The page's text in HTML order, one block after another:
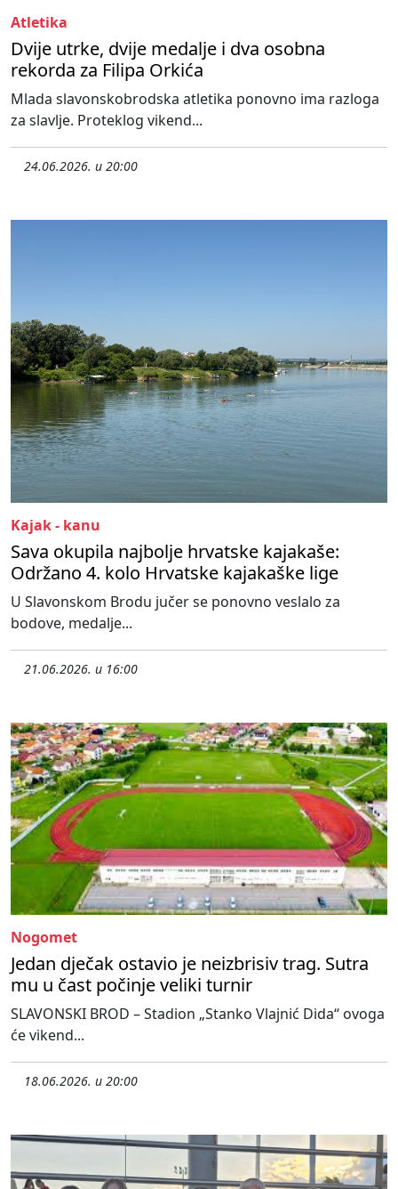
Atletika
Dvije utrke, dvije medalje i dva osobna
rekorda za Filipa Orkića
Mlada slavonskobrodska atletika ponovno ima razloga
za slavlje. Proteklog vikend...
24.06.2026. u 20:00
Kajak - kanu
Sava okupila najbolje hrvatske kajakaše:
Održano 4. kolo Hrvatske kajakaške lige
U Slavonskom Brodu jučer se ponovno veslalo za
bodove, medalje...
21.06.2026. u 16:00
Nogomet
Jedan dječak ostavio je neizbrisiv trag. Sutra
mu u čast počinje veliki turnir
SLAVONSKI BROD – Stadion „Stanko Vlajnić Dida“ ovoga
će vikend...
18.06.2026. u 20:00